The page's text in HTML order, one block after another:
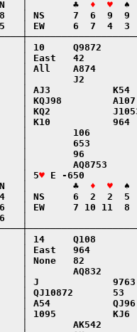
│        ♣
♦  ♥
♠
│ NS     7  6  9
│ EW     6  7  4
│ 10     Q9872
│ East   42
│ All    A874
│        J2
│ AJ3
│ KQJ98
│ KQ2
│ K10
│        106
│        653
│        96
│        AQ8753
│ 5
♥ E -650
│        ♣
♦  ♥
♠
│ NS     6  2  2
│ EW     7 10 11
│
│ 14     Q108
│ East   964
│ None   82
│        AQ832
│ J
│ QJ10872       53
│ A54
│ 1095
│        AK542